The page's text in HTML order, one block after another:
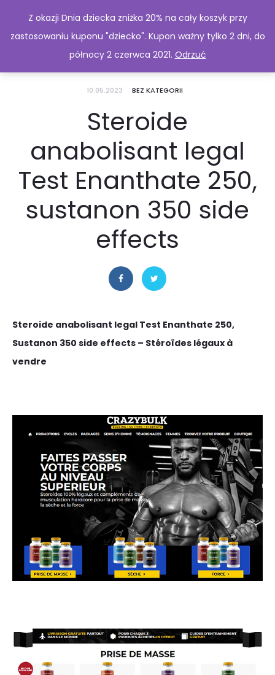
10.05.2023 BEZ KATEGORII
Steroide
anabolisant legal
Test Enanthate 250,
sustanon 350 side
effects
Steroide anabolisant legal Test Enanthate 250,
Sustanon 350 side effects – Stéroïdes légaux à
vendre
Z okazji Dnia dziecka zniżka 20% na cały koszyk przy
zastosowaniu kuponu "dziecko". Kupon ważny tylko 2 dni, do
północy 2 czerwca 2021. Odrzuć